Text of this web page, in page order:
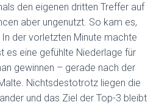
den eigenen dritten Treffer auf
aber ungenutzt. So kam es,
der vorletzten Minute machte
es eine gefühlte Niederlage für
gewinnen – gerade nach der
Nichtsdestotrotz liegen die
und das Ziel der Top-3 bleibt